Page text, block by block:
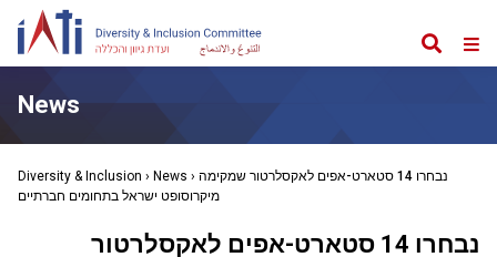
Search
News
Diversity & Inclusion › News › נבחרו 14 סטארט-אפים לאקסלרטור שמקימה
מיקרוסופט ישראל בתחומים חברתיים
נבחרו 14 סטארט-אפים לאקסלרטור